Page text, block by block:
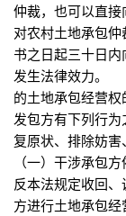
仲裁，也可以直
对农村土地承包
书之日起三十日
发生法律效力。
的土地承包经营
发包方有下列行
复原状、排除妨
（一）干涉承
反本法规定收回
方进行土地承包